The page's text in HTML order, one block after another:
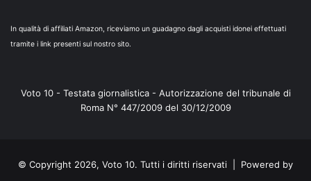
In qualità di affiliati Amazon, riceviamo un guadagno dagli acquisti idonei effettuati
tramite i link presenti sul nostro sito.
Voto 10 - Testata giornalistica - Autorizzazione del tribunale di
Roma N° 447/2009 del 30/12/2009
© Copyright 2026, Voto 10. Tutti i diritti riservati | Powered by